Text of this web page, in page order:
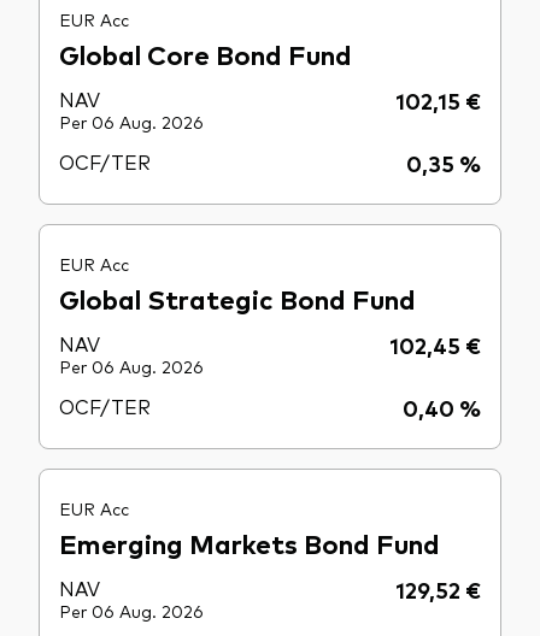
EUR Acc
Global Core Bond Fund
NAV 102,15 €
Per 06 Aug. 2026
OCF/TER 0,35 %
EUR Acc
Global Strategic Bond Fund
NAV 102,45 €
Per 06 Aug. 2026
OCF/TER 0,40 %
EUR Acc
Emerging Markets Bond Fund
NAV 129,52 €
Per 06 Aug. 2026